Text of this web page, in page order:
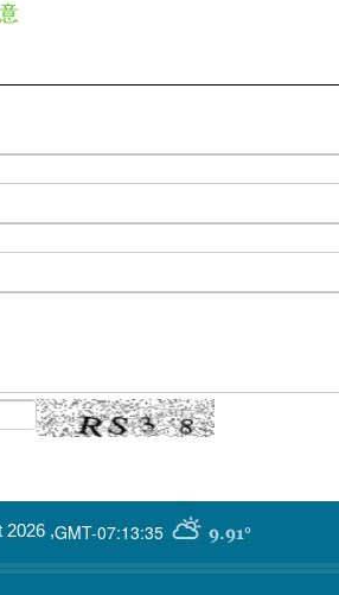
GMT-07:13:35 9.91°
2026 ,